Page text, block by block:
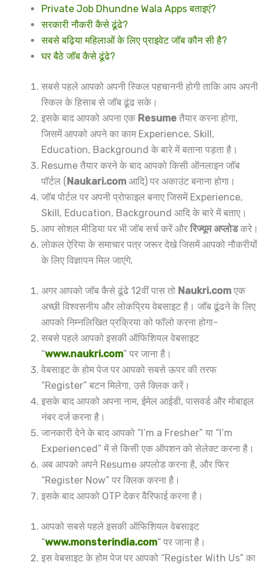
Private Job Dhundne Wala Apps बताइएं?
सरकारी नौकरी कैसे ढूंढे?
सबसे बढ़िया महिलाओं के लिए प्राइवेट जॉब कौन सी है?
घर बैठे जॉब कैसे ढूंढे?
सबसे पहले आपको अपनी स्किल पहचाननी होगी ताकि आप अपनी
स्किल के हिसाब से जॉब ढूंढ सके।
इसके बाद आपको अपना एक Resume तैयार करना होगा,
जिसमें आपको अपने का काम Experience, Skill,
Education, Background के बारे में बताना पड़ता है।
Resume तैयार करने के बाद आपको किसी ऑनलाइन जॉब
पॉर्टल (Naukari.com आदि) पर अकाउंट बनाना होगा।
जॉब पोर्टल पर अपनी प्रोफाइल बनाए जिसमें Experience,
Skill, Education, Background आदि के बारे में बताए।
आप सोशल मीडिया पर भी जॉब सर्च करें और रिज्यूम अप्लोडकरे।
लोकल ऐरिया के समाचार पत्र जरूर देखे जिसमें आपको नौकरीयों
के लिए विज्ञापन मिल जाएंगे.
अगर आपको जॉब कैसे ढूंढे 12वीं पास तो Naukri.com एक
अच्छी विश्वसनीय और लोकप्रिय वेबसाइट है। जॉब ढूंढने के लिए
आपको निम्नलिखित प्रक्रिया को फॉलो करना होगा-
सबसे पहले आपको इसकी ऑफिशियल वेबसाइट
“www.naukri.com” पर जाना है।
वेबसाइट के होम पेज पर आपको सबसे ऊपर की तरफ
“Register” बटन मिलेगा, उसे क्लिक करें।
इसके बाद आपको अपना नाम, ईमेल आईडी, पासवर्ड और मोबाइल
नंबर दर्ज करना है।
जानकारी देने के बाद आपको “I’m a Fresher” या “I’m
Experienced” में से किसी एक ऑपशन को सेलेक्ट करना है।
अब आपको अपने Resume अपलोड करना है, और फिर
“Register Now” पर क्लिक करना है।
इसके बाद आपको OTP देकर वैरिफाई करना है।
आपको सबसे पहले इसकी ऑफिशियल वेबसाइट
“www.monsterindia.com” पर जाना है।
इस वेबसाइट के होम पेज पर आपको “Register With Us” का